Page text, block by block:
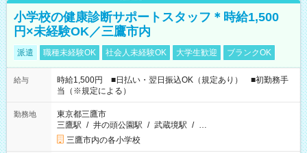
小学校の健康診断サポートスタッフ＊時給1,500
円×未経験OK／三鷹市内
派遣 職種未経験OK 社会人未経験OK 大学生歓迎 ブランクOK
給与
時給1,500円 ■日払い・翌日振込OK（規定あり） ■初勤務手
当（※規定による）
勤務地
東京都三鷹市
三鷹駅 / 井の頭公園駅 / 武蔵境駅 / …
三鷹市内の各小学校